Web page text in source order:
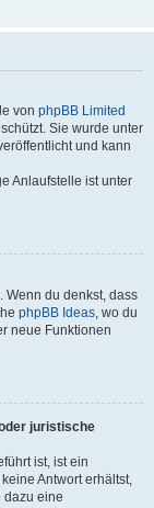
von phpBB Limited
Sie wurde unter
und kann
Anlaufstelle ist unter
Wenn du denkst, dass
phpBB Ideas, wo du
neue Funktionen
juristische
ist, ist ein
Antwort erhältst,
dazu eine